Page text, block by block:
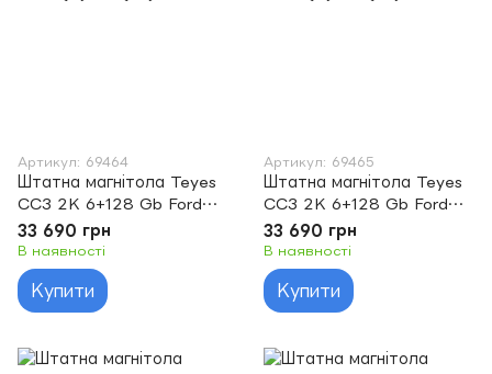
Артикул: 69464
Штатна магнітола Teyes
CC3 2K 6+128 Gb Ford
Explorer 5 2011 - 2019 (A)
10" (L3)
33 690 грн
В наявності
Купити
Артикул: 69465
Штатна магнітола Teyes
CC3 2K 6+128 Gb Ford
Explorer 5 2011 - 2019 (B)
10" (L3)
33 690 грн
В наявності
Купити